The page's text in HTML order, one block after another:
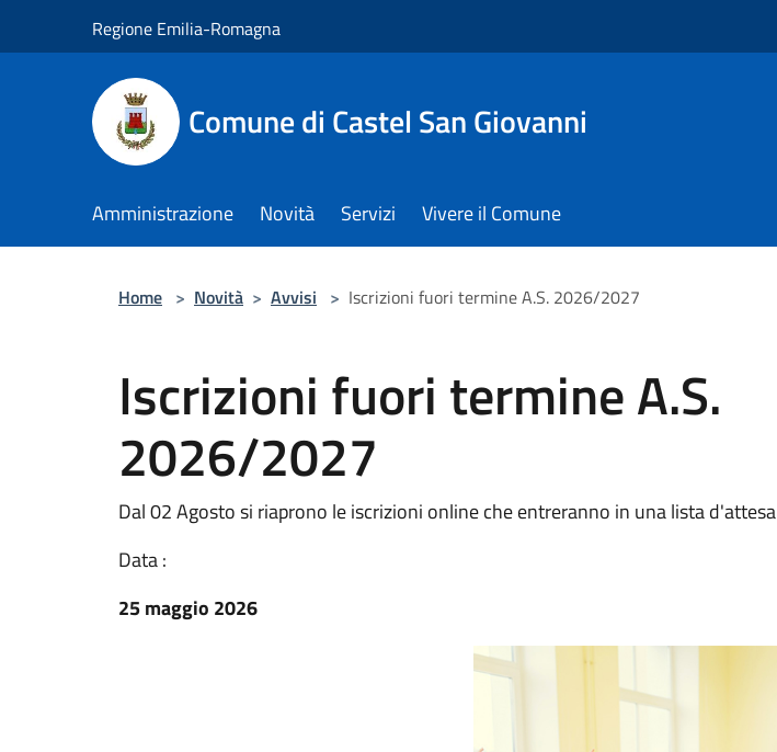
Regione Emilia-Romagna
Comune di Castel San Giovanni
Amministrazione Novità Servizi Vivere il Comune
Home > Novità > Avvisi > Iscrizioni fuori termine A.S. 2026/2027
Iscrizioni fuori termine A.S.
2026/2027
Dal 02 Agosto si riaprono le iscrizioni online che entreranno in una lista d'attesa
Data :
25 maggio 2026